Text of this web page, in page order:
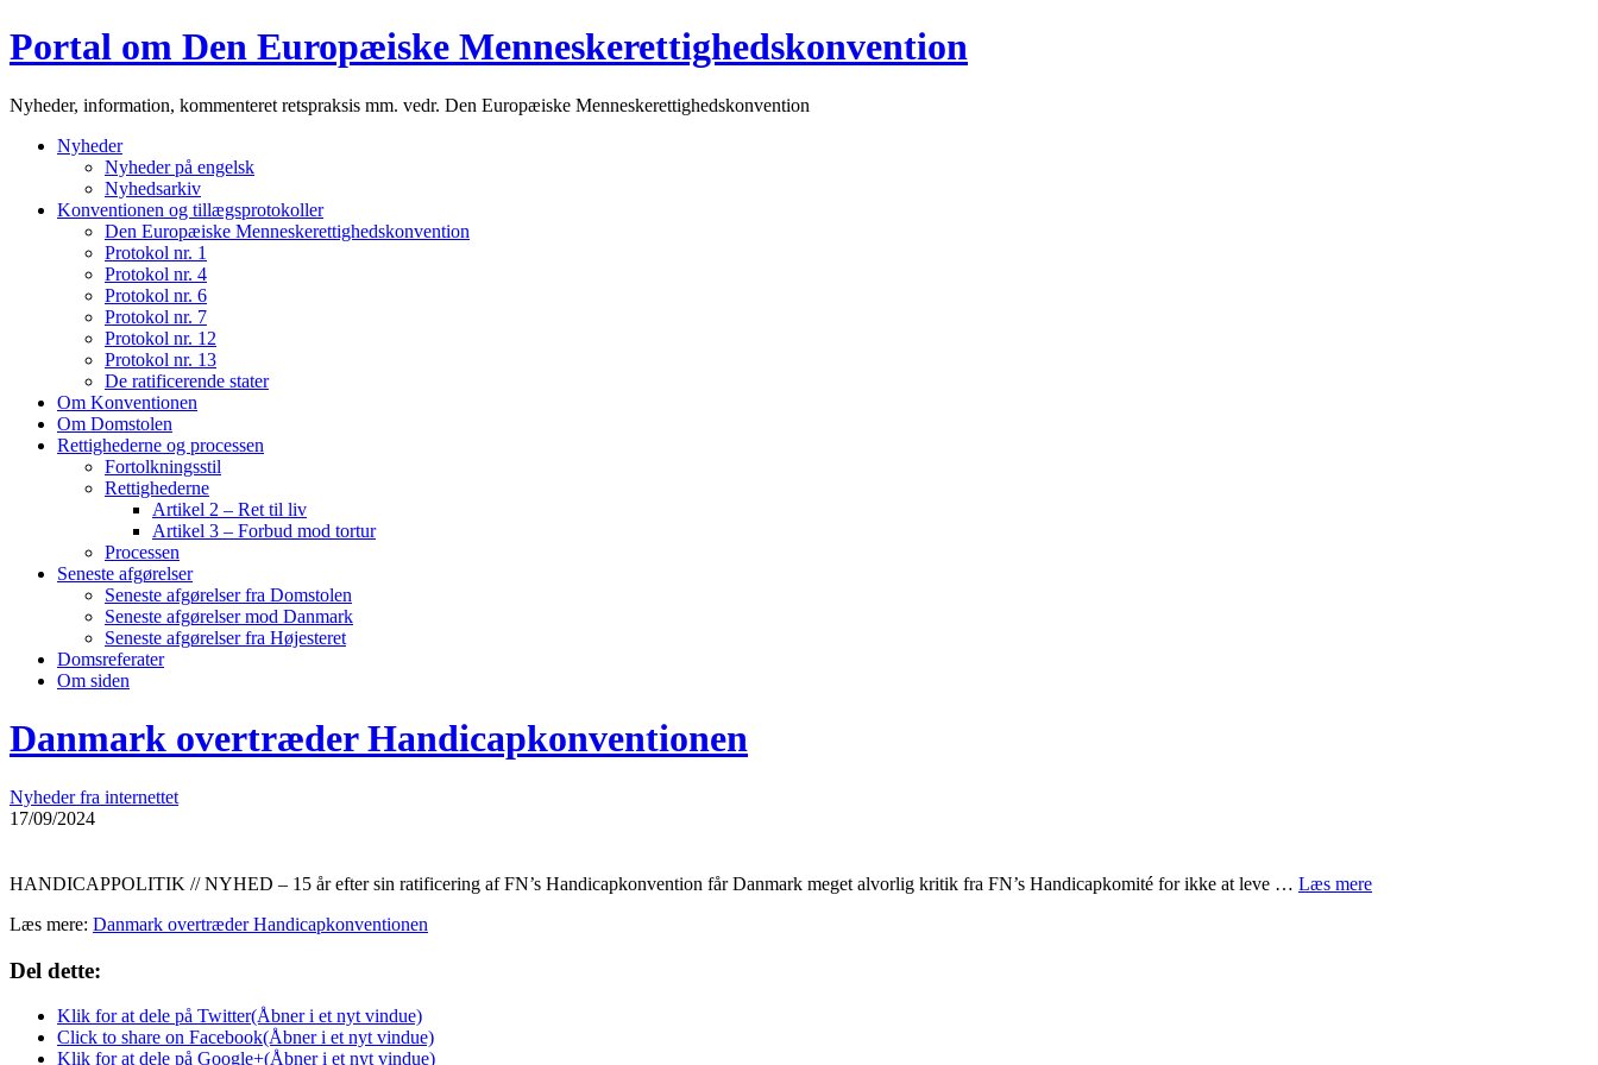
Portal om Den Europæiske Menneskerettighedskonvention
Nyheder, information, kommenteret retspraksis mm. vedr. Den Europæiske Menneskerettighedskonvention
Nyheder
Nyheder på engelsk
Nyhedsarkiv
Konventionen og tillægsprotokoller
Den Europæiske Menneskerettighedskonvention
Protokol nr. 1
Protokol nr. 4
Protokol nr. 6
Protokol nr. 7
Protokol nr. 12
Protokol nr. 13
De ratificerende stater
Om Konventionen
Om Domstolen
Rettighederne og processen
Fortolkningsstil
Rettighederne
Artikel 2 – Ret til liv
Artikel 3 – Forbud mod tortur
Processen
Seneste afgørelser
Seneste afgørelser fra Domstolen
Seneste afgørelser mod Danmark
Seneste afgørelser fra Højesteret
Domsreferater
Om siden
Danmark overtræder Handicapkonventionen
Nyheder fra internettet
17/09/2024
HANDICAPPOLITIK // NYHED – 15 år efter sin ratificering af FN’s Handicapkonvention får Danmark meget alvorlig kritik fra FN’s Handicapkomité for ikke at leve … Læs mere
Læs mere: Danmark overtræder Handicapkonventionen
Del dette:
Klik for at dele på Twitter(Åbner i et nyt vindue)
Click to share on Facebook(Åbner i et nyt vindue)
Klik for at dele på Google+(Åbner i et nyt vindue)